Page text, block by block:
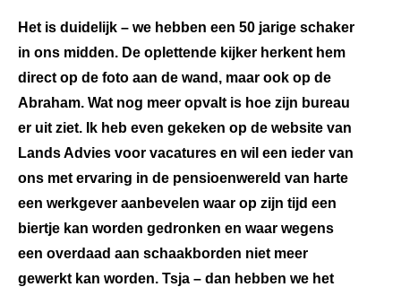
Het is duidelijk – we hebben een 50 jarige schaker
in ons midden. De oplettende kijker herkent hem
direct op de foto aan de wand, maar ook op de
Abraham. Wat nog meer opvalt is hoe zijn bureau
er uit ziet. Ik heb even gekeken op de website van
Lands Advies voor vacatures en wil een ieder van
ons met ervaring in de pensioenwereld van harte
een werkgever aanbevelen waar op zijn tijd een
biertje kan worden gedronken en waar wegens
een overdaad aan schaakborden niet meer
gewerkt kan worden. Tsja – dan hebben we het